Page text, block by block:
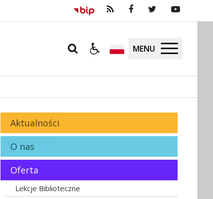
MENU
Aktualności
O nas
Oferta
Lekcje Biblioteczne